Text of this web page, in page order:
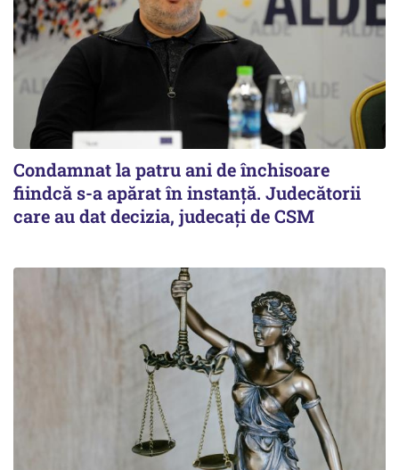
Condamnat la patru ani de închisoare
fiindcă s-a apărat în instanță. Judecătorii
care au dat decizia, judecați de CSM